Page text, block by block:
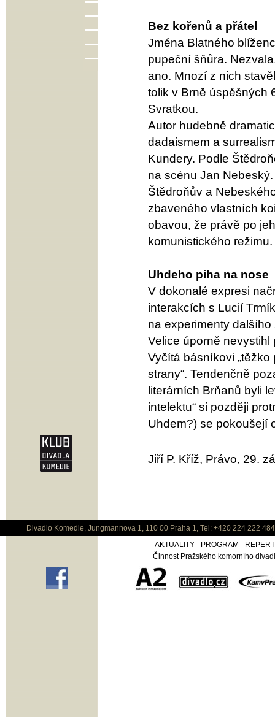
Bez kořenů a přátel
Jména Blatného
pupeční šňůra.
ano. Mnozí z nich
tolik v Brně úspěšných
Svratkou.
Autor hudebně
dadaismem a
Kundery. Podle
na scénu Jan
Štědroňův a
zbaveného vlastních
obavou, že právě po
komunistického režimu.
Uhdeho piha na nose
V dokonalé expresi
interakcích s Lucií
na experimenty
Velice úporně nevystihl
Vyčítá básníkovi
strany“. Tendenčně
literárních Brňanů byli
intelektu“ si později
Uhdem?) se pokoušejí
Jiří P. Kříž, Právo, 29.
Divadlo Komedie, Jungmannova 1, 110 00 Praha 1, Tel: +420 224 222
AKTUALITY
PROGRAM
Činnost Pražského komorního